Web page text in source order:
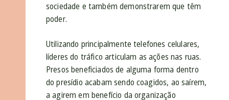
sociedade e também demonstrarem que têm
poder.
Utilizando principalmente telefones celulares,
líderes do tráfico articulam as ações nas ruas.
Presos beneficiados de alguma forma dentro
do presídio acabam sendo coagidos, ao saírem,
a agirem em benefício da organização